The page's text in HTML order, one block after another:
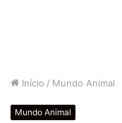
Início / Mundo Animal
Mundo Animal